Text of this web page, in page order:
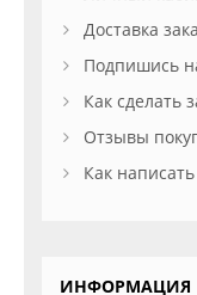
Доставка
Подпишись
Как сделать
Отзывы
Как
ИНФОРМАЦИЯ